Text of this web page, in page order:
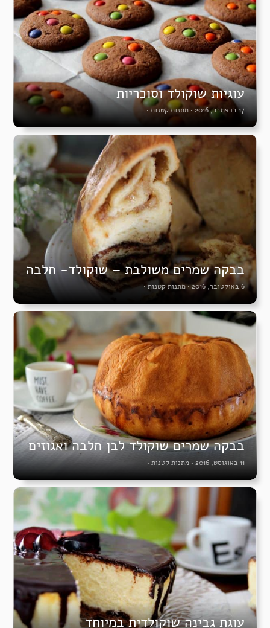
עוגיות שוקולד וסוכריות
17 בדצמבר, 2016 • מתנות קטנות •
בבקה שמרים משולבת – שוקולד- חלבה
6 באוקטובר, 2016 •מתנות קטנות •
בבקה שמרים שוקולד לבן חלבה ואגוזים
11 באוגוסט, 2016 • מתנות קטנות •
עוגת גבינה שוקולדית במיוחד